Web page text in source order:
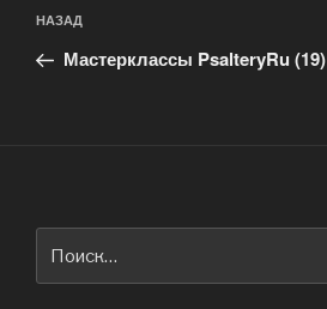
по
записям
Предыдущая
запись:
НАЗАД
Мастерклассы PsalteryRu (19)